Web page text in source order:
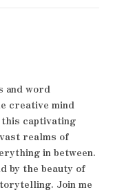
and word
creative mind
captivating
realms of
in between.
by the beauty of
Join me